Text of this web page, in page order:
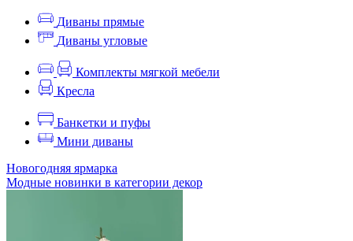
Диваны прямые
Диваны угловые
Комплекты мягкой мебели
Кресла
Банкетки и пуфы
Мини диваны
Новогодняя ярмарка
Модные новинки в категории декор